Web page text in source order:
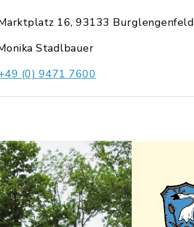
16, 93133 Burglengenfeld
Stadlbauer
(0) 9471 7600